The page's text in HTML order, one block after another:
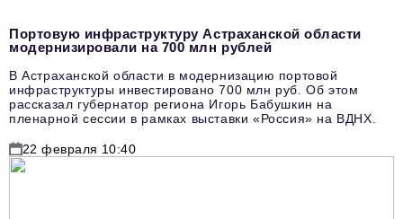
Портовую инфраструктуру Астраханской области
модернизировали на 700 млн рублей
В Астраханской области в модернизацию портовой
инфраструктуры инвестировано 700 млн руб. Об этом
рассказал губернатор региона Игорь Бабушкин на
пленарной сессии в рамках выставки «Россия» на ВДНХ.
22 февраля 10:40